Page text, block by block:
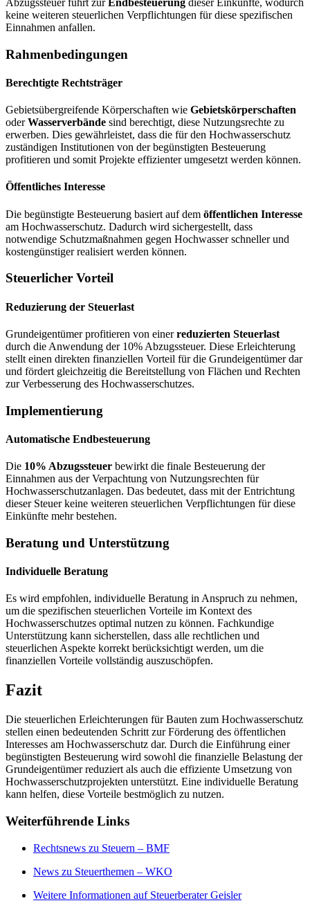
keine weiteren steuerlichen Verpflichtungen für diese spezifischen
Einnahmen anfallen.
Rahmenbedingungen
Berechtigte Rechtsträger
Gebietsübergreifende Körperschaften wie Gebietskörperschaften
oderWasserverbände sind berechtigt, diese Nutzungsrechte zu
erwerben. Dies gewährleistet, dass die für den Hochwasserschutz
zuständigen Institutionen von der begünstigten Besteuerung
profitieren und somit Projekte effizienter umgesetzt werden können.
Öffentliches Interesse
Die begünstigte Besteuerung basiert auf dem öffentlichen Interesse
am Hochwasserschutz. Dadurch wird sichergestellt, dass
notwendige Schutzmaßnahmen gegen Hochwasser schneller und
kostengünstiger realisiert werden können.
Steuerlicher Vorteil
Reduzierung der Steuerlast
Grundeigentümer profitieren von einerreduzierten Steuerlast
durch die Anwendung der 10% Abzugssteuer. Diese Erleichterung
stellt einen direkten finanziellen Vorteil für die Grundeigentümer dar
und fördert gleichzeitig die Bereitstellung von Flächen und Rechten
zur Verbesserung des Hochwasserschutzes.
Implementierung
Automatische Endbesteuerung
Die 10% Abzugssteuer bewirkt die finale Besteuerung der
Einnahmen aus der Verpachtung von Nutzungsrechten für
Hochwasserschutzanlagen. Das bedeutet, dass mit der Entrichtung
dieser Steuer keine weiteren steuerlichen Verpflichtungen für diese
Einkünfte mehr bestehen.
Beratung und Unterstützung
Individuelle Beratung
Es wird empfohlen, individuelle Beratung in Anspruch zu nehmen,
um die spezifischen steuerlichen Vorteile im Kontext des
Hochwasserschutzes optimal nutzen zu können. Fachkundige
Unterstützung kann sicherstellen, dass alle rechtlichen und
steuerlichen Aspekte korrekt berücksichtigt werden, um die
finanziellen Vorteile vollständig auszuschöpfen.
Fazit
Die steuerlichen Erleichterungen für Bauten zum Hochwasserschutz
stellen einen bedeutenden Schritt zur Förderung des öffentlichen
Interesses am Hochwasserschutz dar. Durch die Einführung einer
begünstigten Besteuerung wird sowohl die finanzielle Belastung der
Grundeigentümer reduziert als auch die effiziente Umsetzung von
Hochwasserschutzprojekten unterstützt. Eine individuelle Beratung
kann helfen, diese Vorteile bestmöglich zu nutzen.
Weiterführende Links
Rechtsnews zu Steuern – BMF
News zu Steuerthemen – WKO
Weitere Informationen auf Steuerberater Geisler